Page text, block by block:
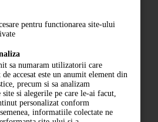
si conditii
de confidentialitate
ANPC
pentru functionarea site-ului
sa numaram utilizatorii care
accesat este un anumit element din
precum si sa analizam
si alegerile pe care le-ai facut,
personalizat conform
informatiile colectate ne